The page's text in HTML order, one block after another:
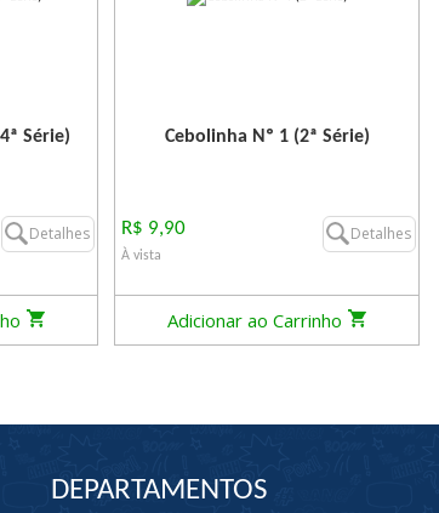
Série)
Detalhes
Cebolinha Nº 1 (2ª Série)
R$ 9,90
À vista
Detalhes
Adicionar ao Carrinho
DEPARTAMENTOS